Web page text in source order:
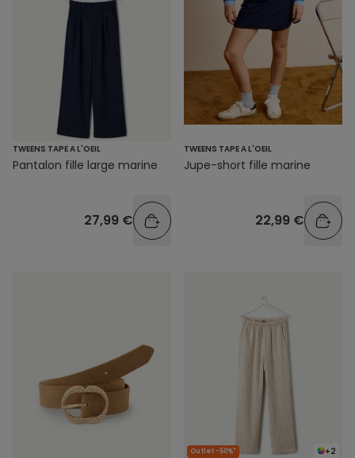
TWEENS TAPE A L'OEIL
Pantalon fille large marine
27,99 €
TWEENS TAPE A L'OEIL
Jupe-short fille marine
22,99 €
+2
Outlet -50%*